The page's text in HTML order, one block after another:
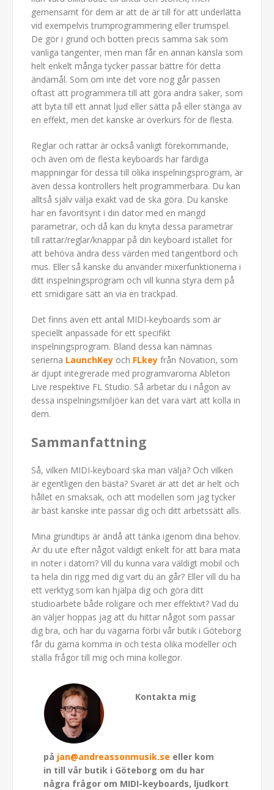
gemensamt för dem är att de är till för att underlätta
vid exempelvis trumprogrammering eller trumspel.
De gör i grund och botten precis samma sak som
vanliga tangenter, men man får en annan känsla som
helt enkelt många tycker passar bättre för detta
ändamål. Som om inte det vore nog går passen
oftast att programmera till att göra andra saker, som
att byta till ett annat ljud eller sätta på eller stänga av
en effekt, men det kanske är överkurs för de flesta.
Reglar och rattar är också vanligt förekommande,
och även om de flesta keyboards har färdiga
mappningar för dessa till olika inspelningsprogram, är
även dessa kontrollers helt programmerbara. Du kan
alltså själv välja exakt vad de ska göra. Du kanske
har en favoritsynt i din dator med en mängd
parametrar, och då kan du knyta dessa parametrar
till rattar/reglar/knappar på din keyboard istället för
att behöva ändra dess värden med tangentbord och
mus. Eller så kanske du använder mixerfunktionerna i
ditt inspelningsprogram och vill kunna styra dem på
ett smidigare sätt än via en trackpad.
Det finns även ett antal MIDI-keyboards som är
speciellt anpassade för ett specifikt
inspelningsprogram. Bland dessa kan nämnas
serierna LaunchKey och FLkey från Novation, som
är djupt integrerade med programvarorna Ableton
Live respektive FL Studio. Så arbetar du i någon av
dessa inspelningsmiljöer kan det vara värt att kolla in
dem.
Sammanfattning
Så, vilken MIDI-keyboard ska man välja? Och vilken
är egentligen den bästa? Svaret är att det är helt och
hållet en smaksak, och att modellen som jag tycker
är bäst kanske inte passar dig och ditt arbetssätt alls.
Mina grundtips är ändå att tänka igenom dina behov.
Är du ute efter något väldigt enkelt för att bara mata
in noter i datorn? Vill du kunna vara väldigt mobil och
ta hela din rigg med dig vart du än går? Eller vill du ha
ett verktyg som kan hjälpa dig och göra ditt
studioarbete både roligare och mer effektivt? Vad du
än väljer hoppas jag att du hittar något som passar
dig bra, och har du vägarna förbi vår butik i Göteborg
får du gärna komma in och testa olika modeller och
ställa frågor till mig och mina kollegor.
Kontakta mig
på jan@andreassonmusik.se eller kom
in till vår butik i Göteborg om du har
några frågor om MIDI-keyboards, ljudkort